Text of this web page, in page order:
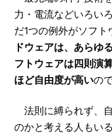
力・電流などいろい
だ1つの例外がソフト
ドウェアは、あらゆ
フトウェアは四則演
ほど自由度が高いの
法則に縛られず、
のかと考える人もい